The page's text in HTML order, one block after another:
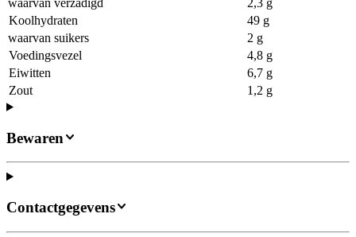
Koolhydraten
49 g
waarvan suikers
2 g
Voedingsvezel
4,8 g
Eiwitten
6,7 g
Zout
1,2 g
Bewaren
Contactgegevens